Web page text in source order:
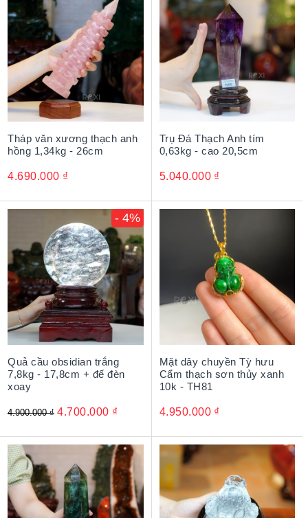
Tháp văn xương thạch anh
hồng 1,34kg - 26cm
4.690.000 ₫
Trụ Đá Thạch Anh tím
0,63kg - cao 20,5cm
5.040.000 ₫
- 4%
Quả cầu obsidian trắng
7,8kg - 17,8cm + đế đèn
xoay
4.900.000 ₫ 4.700.000 ₫
Mặt dây chuyền Tỳ hưu
Cẩm thạch sơn thủy xanh
10k - TH81
4.950.000 ₫